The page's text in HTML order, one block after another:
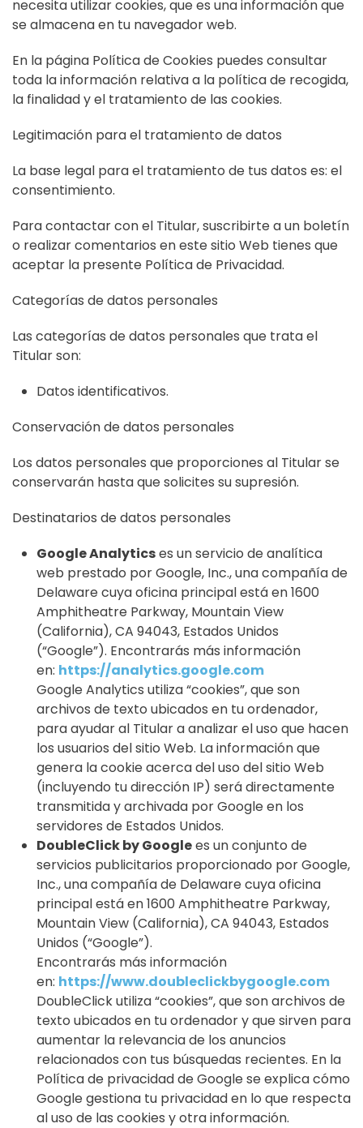
necesita utilizar cookies, que es una información que
se almacena en tu navegador web.
En la página Política de Cookies puedes consultar
toda la información relativa a la política de recogida,
la finalidad y el tratamiento de las cookies.
Legitimación para el tratamiento de datos
La base legal para el tratamiento de tus datos es: el
consentimiento.
Para contactar con el Titular, suscribirte a un boletín
o realizar comentarios en este sitio Web tienes que
aceptar la presente Política de Privacidad.
Categorías de datos personales
Las categorías de datos personales que trata el
Titular son:
Datos identificativos.
Conservación de datos personales
Los datos personales que proporciones al Titular se
conservarán hasta que solicites su supresión.
Destinatarios de datos personales
Google Analyticses un servicio de analítica
web prestado por Google, Inc., una compañía de
Delaware cuya oficina principal está en 1600
Amphitheatre Parkway, Mountain View
(California), CA 94043, Estados Unidos
(“Google”). Encontrarás más información
en: https://analytics.google.com
Google Analytics utiliza “cookies”, que son
archivos de texto ubicados en tu ordenador,
para ayudar al Titular a analizar el uso que hacen
los usuarios del sitio Web. La información que
genera la cookie acerca del uso del sitio Web
(incluyendo tu dirección IP) será directamente
transmitida y archivada por Google en los
servidores de Estados Unidos.
DoubleClick by Googlees un conjunto de
servicios publicitarios proporcionado por Google,
Inc., una compañía de Delaware cuya oficina
principal está en 1600 Amphitheatre Parkway,
Mountain View (California), CA 94043, Estados
Unidos (“Google”).
Encontrarás más información
en: https://www.doubleclickbygoogle.com
DoubleClick utiliza “cookies”, que son archivos de
texto ubicados en tu ordenador y que sirven para
aumentar la relevancia de los anuncios
relacionados con tus búsquedas recientes. En la
Política de privacidad de Google se explica cómo
Google gestiona tu privacidad en lo que respecta
al uso de las cookies y otra información.